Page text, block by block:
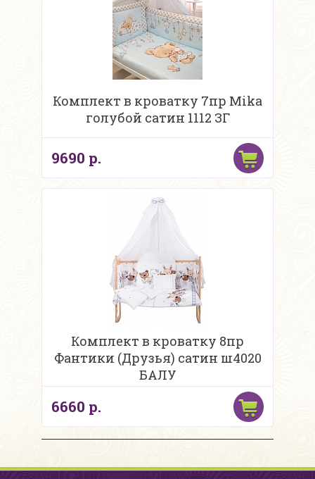
Комплект в кроватку 7пр Mika
голубой сатин 1112 ЗГ
9690 р.
Комплект в кроватку 8пр
Фантики (Друзья) сатин ш4020
БАЛУ
6660 р.